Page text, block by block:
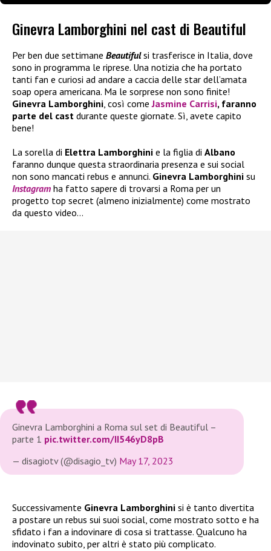
Ginevra Lamborghini nel cast di Beautiful
Per ben due settimane Beautifulsi trasferisce in Italia, dove
sono in programma le riprese. Una notizia che ha portato
tanti fan e curiosi ad andare a caccia delle star dell’amata
soap opera americana. Ma le sorprese non sono finite!
Ginevra Lamborghini, così come Jasmine Carrisi, faranno
parte del cast durante queste giornate. Sì, avete capito
bene!
La sorella di Elettra Lamborghini e la figlia di Albano
faranno dunque questa straordinaria presenza e sui social
non sono mancati rebus e annunci. Ginevra Lamborghini su
Instagram ha fatto sapere di trovarsi a Roma per un
progetto top secret (almeno inizialmente) come mostrato
da questo video…
Ginevra Lamborghini a Roma sul set di Beautiful –
parte 1 pic.twitter.com/II546yD8pB
— disagiotv (@disagio_tv) May 17, 2023
Successivamente Ginevra Lamborghini si è tanto divertita
a postare un rebus sui suoi social, come mostrato sotto e ha
sfidato i fan a indovinare di cosa si trattasse. Qualcuno ha
indovinato subito, per altri è stato più complicato.